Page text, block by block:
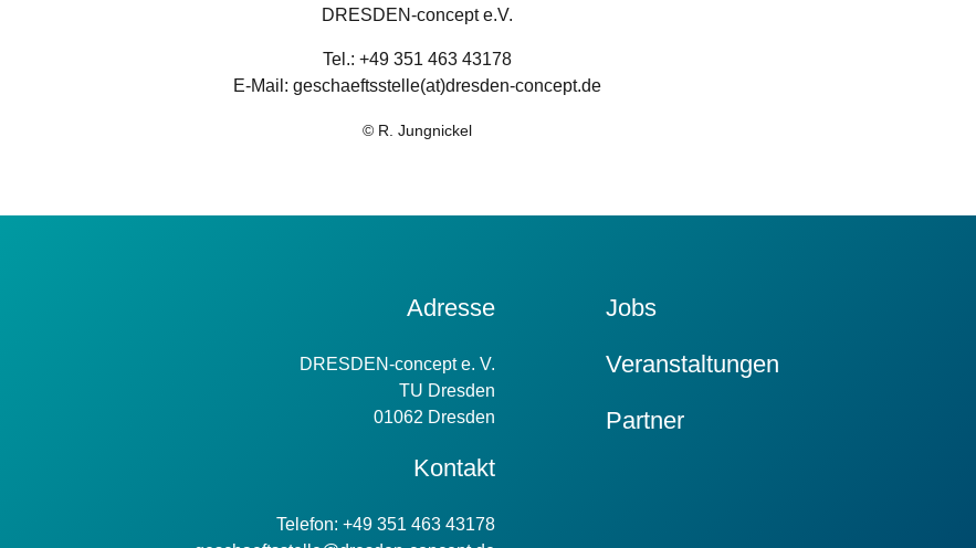
DRESDEN-concept e.V.
Tel.: +49 351 463 43178
E-Mail: geschaeftsstelle(at)dresden-concept.de
© R. Jungnickel
Adresse
DRESDEN-concept e. V.
TU Dresden
01062 Dresden
Kontakt
Telefon: +49 351 463 43178
Jobs
Veranstaltungen
Partner